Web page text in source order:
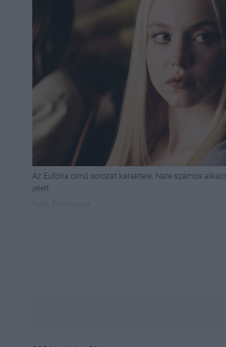
Az Eufória című sorozat karaktere, Nate számos
jeleit